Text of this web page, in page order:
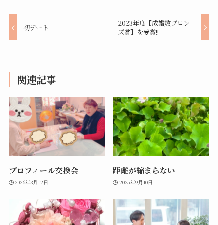
初デート
2023年度【成婚数ブロン
ズ賞】を受賞!!
関連記事
プロフィール交換会
2026年3月12日
距離が縮まらない
2025年9月10日